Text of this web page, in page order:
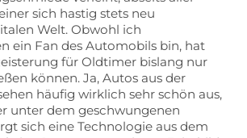
sich hastig stets neu
Welt. Obwohl ich
ein Fan des Automobils bin, hat
für Oldtimer bislang nur
können. Ja, Autos aus der
häufig wirklich sehr schön aus,
unter dem geschwungenen
sich eine Technologie aus dem